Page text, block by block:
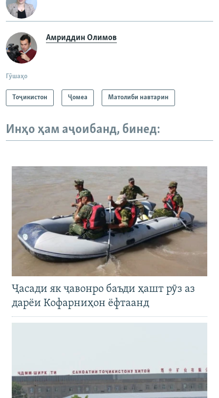
Амриддин Олимов
Гӯшаҳо
Тоҷикистон Ҷомeа Матолиби навтарин
Инҳо ҳам аҷоибанд, бинед:
Ҷасади як ҷавонро баъди ҳашт рӯз аз
дарёи Кофарниҳон ёфтаанд